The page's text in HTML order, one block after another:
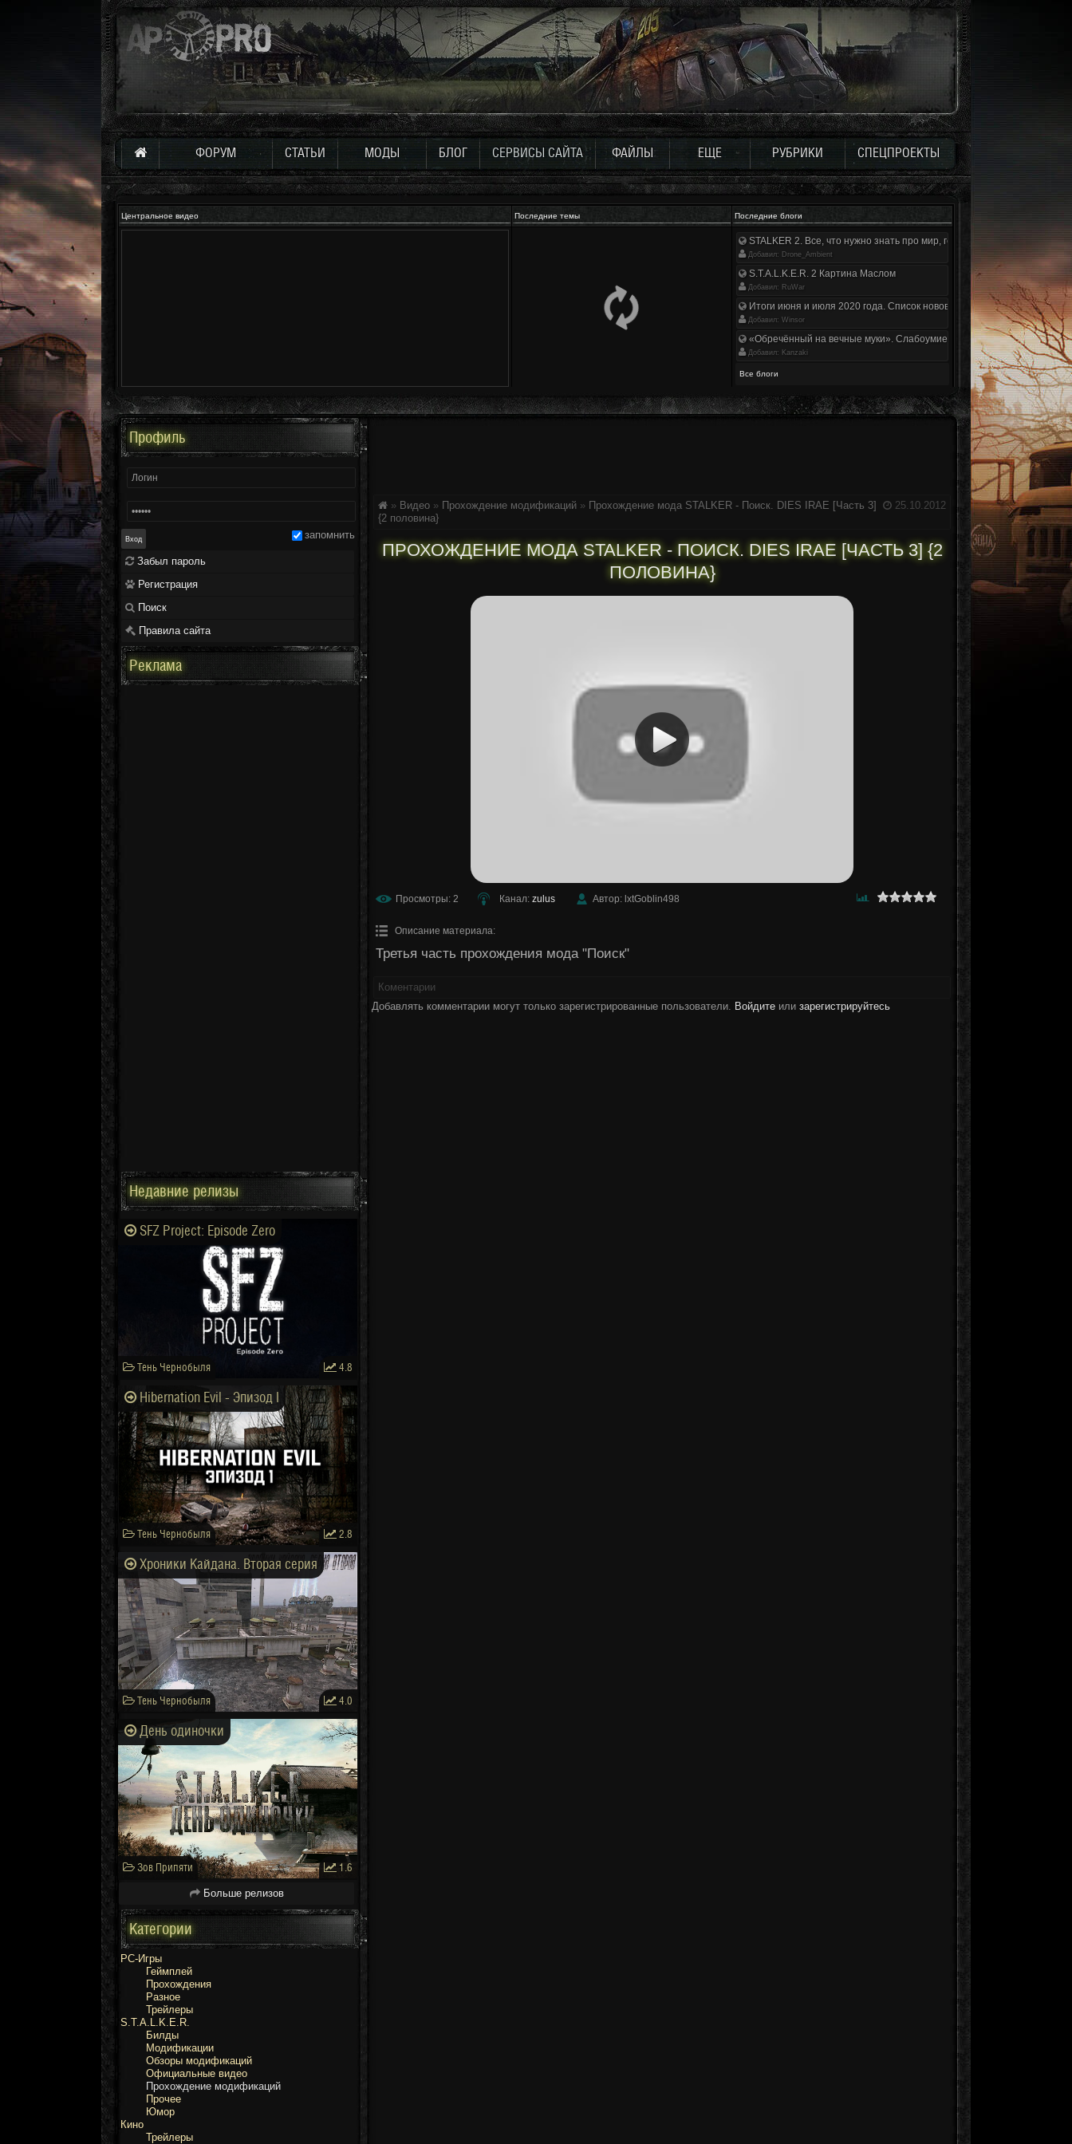
ФОРУМ СТАТЬИ МОДЫ БЛОГ СЕРВИСЫ САЙТА ФАЙЛЫ ЕЩЕ РУБРИКИ СПЕЦПРОЕКТЫ
Центральное видео Последние темы Последние блоги
STALKER 2. Все, что нужно знать про мир, геймплей и сюжет | Разбор
Добавил: Drone_Ambient
S.T.A.L.K.E.R. 2 Картина Маслом
Добавил: RuWar
Итоги июня и июля 2020 года. Список нововведений
Добавил: Winsor
«Обречённый на вечные муки». Слабоумие и отвага
Добавил: Kanzaki
Все блоги
25.10.2012
» Видео » Прохождение модификаций » Прохождение мода STALKER - Поиск. DIES IRAE [Часть 3]
{2 половина}
ПРОХОЖДЕНИЕ МОДА STALKER - ПОИСК. DIES IRAE [ЧАСТЬ 3] {2
ПОЛОВИНА}
Просмотры: 2 Канал: zulus Автор: lxtGoblin498
Описание материала:
Третья часть прохождения мода "Поиск"
Коментарии
Добавлять комментарии могут только зарегистрированные пользователи. Войдите или зарегистрируйтесь
Профиль
запомнить
Забыл пароль
Регистрация
Поиск
Правила сайта
Реклама
Недавние релизы
SFZ Project: Episode Zero
Тень Чернобыля 4.8
Hibernation Evil - Эпизод I
Тень Чернобыля 2.8
Хроники Кайдана. Вторая серия
Тень Чернобыля 4.0
День одиночки
Зов Припяти 1.6
Больше релизов
Категории
PC-Игры
Геймплей
Прохождения
Разное
Трейлеры
S.T.A.L.K.E.R.
Билды
Модификации
Обзоры модификаций
Официальные видео
Прохождение модификаций
Прочее
Юмор
Кино
Трейлеры